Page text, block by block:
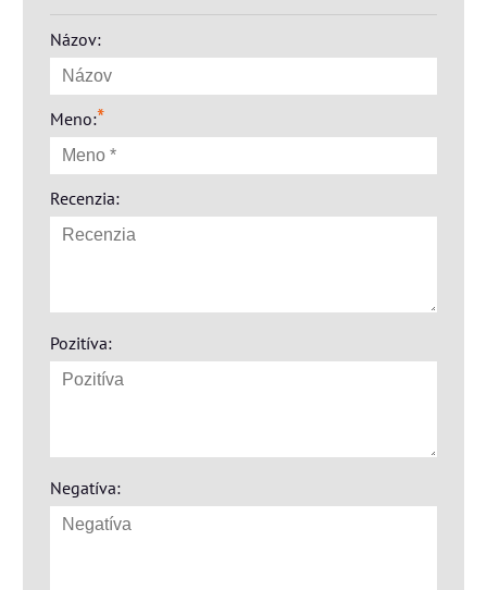
Názov:
Meno:*
Recenzia:
Pozitíva:
Negatíva: